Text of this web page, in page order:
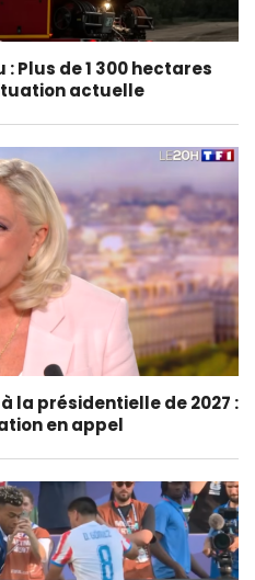
Plus de 1 300 hectares
actuelle
la présidentielle de 2027 :
en appel